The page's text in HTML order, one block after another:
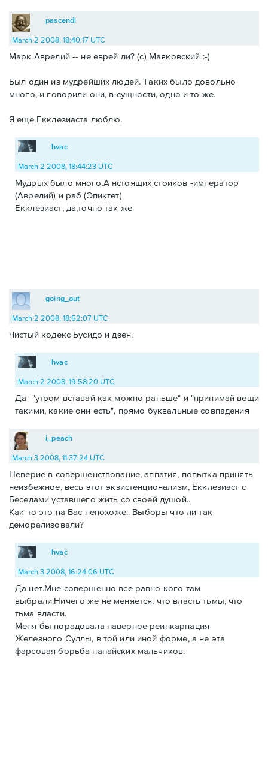
pascendi
March 2 2008, 18:40:17 UTC
Марк Аврелий -- не еврей ли? (с) Маяковский :-)
Был один из мудрейших людей. Таких было довольно
много, и говорили они, в сущности, одно и то же.
Я еще Екклезиаста люблю.
hvac
March 2 2008, 18:44:23 UTC
Мудрых было много.А нстоящих стоиков -император
(Аврелий) и раб (Эпиктет)
Екклезиаст, да,точно так же
going_out
March 2 2008, 18:52:07 UTC
Чистый кодекс Бусидо и дзен.
hvac
March 2 2008, 19:58:20 UTC
Да -"утром вставай как можно раньше" и "принимай вещи
такими, какие они есть", прямо буквальные совпадения
i_peach
March 3 2008, 11:37:24 UTC
Неверие в совершенствование, аппатия, попытка принять
неизбежное, весь этот экзистенционализм, Екклезиаст с
Беседами уставшего жить со своей душой..
Как-то это на Вас непохоже.. Выборы что ли так
деморализовали?
hvac
March 3 2008, 16:24:06 UTC
Да нет.Мне совершенно все равно кого там
выбрали.Ничего же не меняется, что власть тьмы, что
тьма власти.
Меня бы порадовала наверное реинкарнация
Железного Суллы, в той или иной форме, а не эта
фарсовая борьба нанайских мальчиков.